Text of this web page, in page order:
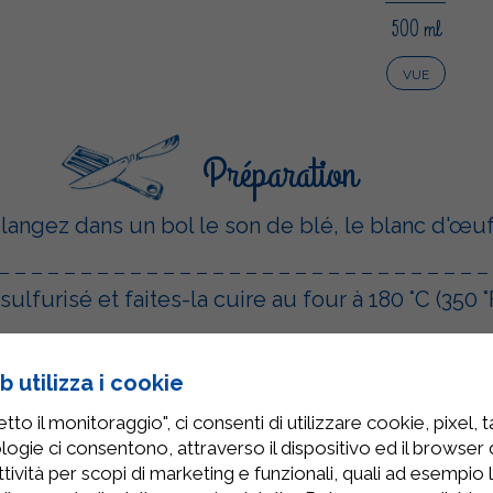
500 ml
VUE
Préparation
dans un bol le son de blé, le blanc
et faites-la cuire au four à 180 °C (350
pour les barres : faites chauffer le lait demi-
poudre de cacao amer et le mélange de lait
utilizza i cookie
il monitoraggio", ci consenti di utilizzare cookie, pixel,
ci consentono, attraverso il dispositivo ed il browser
per scopi di marketing e funzionali, quali ad esempio